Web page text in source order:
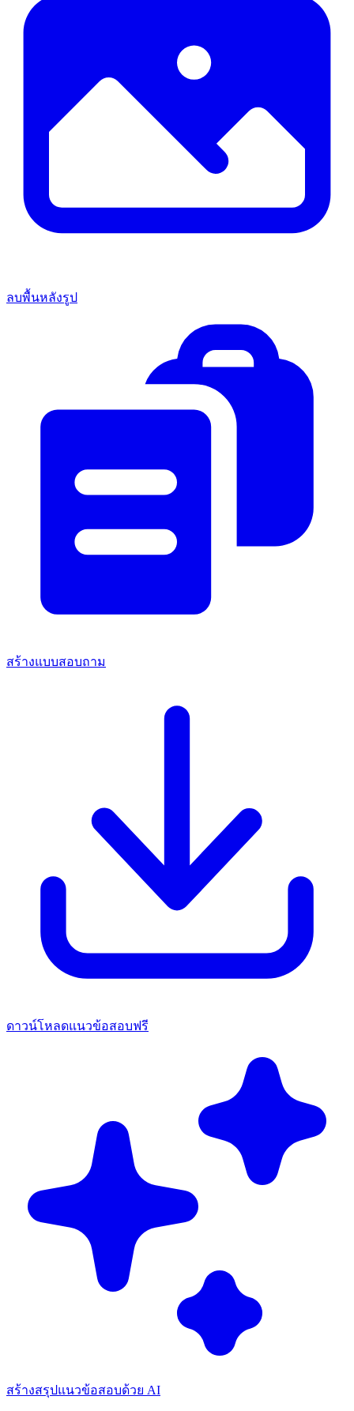
ลบพื้นหลังรูป
สร้างแบบสอบถาม
ดาวน์โหลดแนวข้อสอบฟรี
สร้างสรุปแนวข้อสอบด้วย AI